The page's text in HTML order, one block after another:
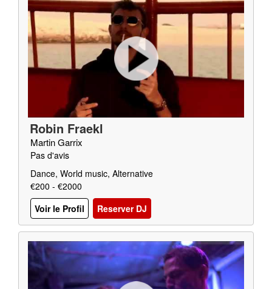
Robin Fraekl
Martin Garrix
Pas d'avis
Dance, World music, Alternative
€200 - €2000
Voir le Profil
Reserver DJ